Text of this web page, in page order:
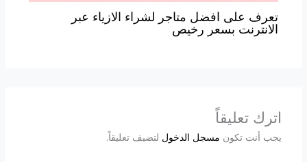
تعرف على افضل متاجر لشراء الازياء عبر
الانترنت بسعر رخيص
اترك تعليقاً
يجب أنت تكون مسجل الدخول لتضيف تعليقاً.